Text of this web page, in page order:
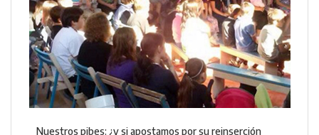
Nuestros pibes: ¿y si apostamos por su reinserción